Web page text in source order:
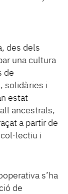
des dels
una cultura
de
solidàries i
estat
ancestrals,
a partir de
i
s’ha
de